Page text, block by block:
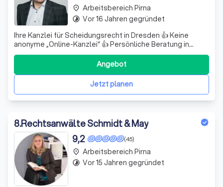
Ihre Kanzlei für Scheidungsrecht in Dresden 👍 Keine
anonyme „Online-Kanzlei“ 👍 Persönliche Beratung in
unserer Kanzlei 👍 1 fester Ansprechpartner für das
gesamte Verfahren einschließlich Scheidungstermin 👍
Abrechnung in allen Scheidungsverfahren nach
gesetzlichen Mindestgebühren 👍
Jetzt planen
Angebot
place Arbeitsbereich Pirna
timelapse Vor 16 Jahren gegründet
8.Rechtsanwälte Schmidt & May
(45)
9,2
place Arbeitsbereich Pirna
timelapse Vor 15 Jahren gegründet